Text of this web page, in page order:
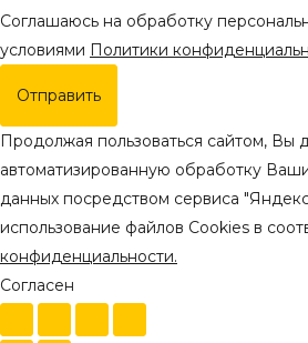
Соглашаюсь на обработку
условиями Политики
Отправить
Продолжая пользоваться сайтом, Вы
автоматизированную обработку
данных посредством сервиса
использование файлов Cookies в
конфиденциальности.
Согласен